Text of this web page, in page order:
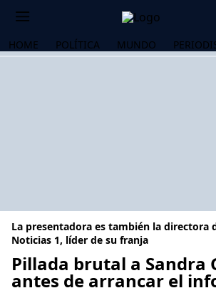
HOME POLÍTICA MUNDO
La presentadora es también la directora
Noticias 1, líder de su franja
Pillada brutal a Sandra
antes de arrancar el